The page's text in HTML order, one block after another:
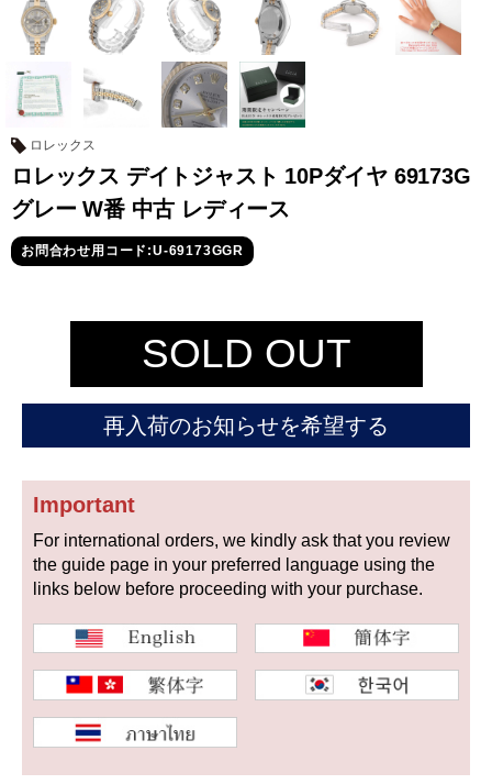
グランド
オメガ
コンスタンタン
商品の状態から探す
新品
中古品 アンティーク品
WEB限定品 SALE
複数条件で商品を絞り込む
詳細検索はこちら
ロレックス
ロレックス デイトジャスト 10Pダイヤ 69173G
グレー W番 中古 レディース
お問合わせ用コード:U-69173GGR
SOLD OUT
再入荷のお知らせを希望する
Important
For international orders, we kindly ask that you review
the guide page in your preferred language using the
links below before proceeding with your purchase.